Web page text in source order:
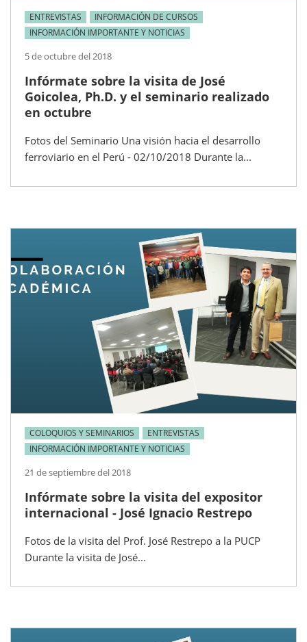
ENTREVISTAS
INFORMACIÓN DE CURSOS
INFORMACIÓN IMPORTANTE Y NOTICIAS
5 de octubre del 2018
Infórmate sobre la visita de José
Goicolea, Ph.D. y el seminario realizado
en octubre
Fotos del Seminario Una visión hacia el desarrollo
ferroviario en el Perú - 02/10/2018 Durante la...
COLOQUIOS Y SEMINARIOS
ENTREVISTAS
INFORMACIÓN IMPORTANTE Y NOTICIAS
21 de septiembre del 2018
Infórmate sobre la visita del expositor
internacional - José Ignacio Restrepo
Fotos de la visita del Prof. José Restrepo a la PUCP
Durante la visita de José...